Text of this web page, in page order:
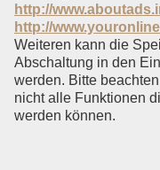
http://
http://
Weiteren kann die
Abschaltung in den
werden. Bitte
nicht alle Funktionen
werden können.